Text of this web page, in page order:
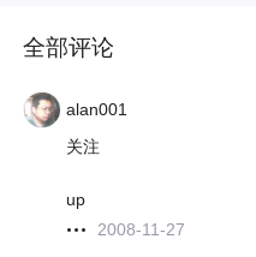
全部评论
alan001
关注
up
2008-11-27